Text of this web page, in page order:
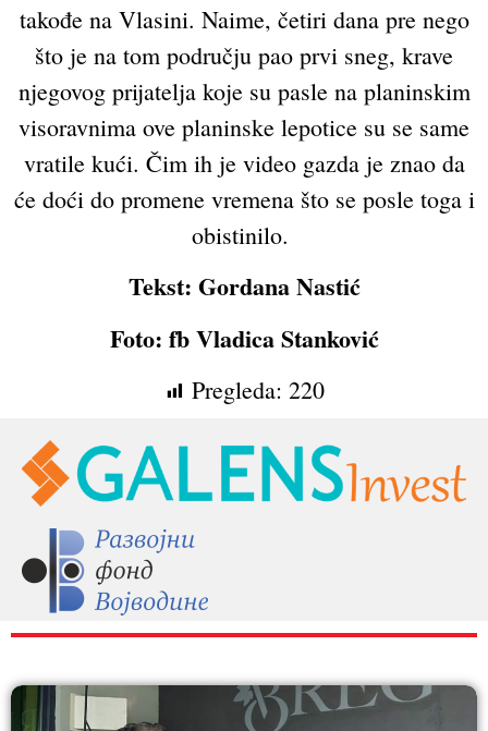
takođe na Vlasini. Naime, četiri dana pre nego
što je na tom području pao prvi sneg, krave
njegovog prijatelja koje su pasle na planinskim
visoravnima ove planinske lepotice su se same
vratile kući. Čim ih je video gazda je znao da
će doći do promene vremena što se posle toga i
obistinilo.
Tekst: Gordana Nastić
Foto: fb Vladica Stanković
Pregleda: 220
RAZNO